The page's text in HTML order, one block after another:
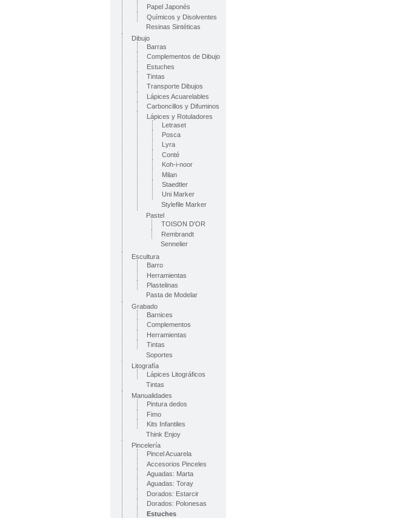
Papel Japonés
Químicos y Disolventes
Resinas Sintéticas
Dibujo
Barras
Complementos de Dibujo
Estuches
Tintas
Transporte Dibujos
Lápices Acuarelables
Carboncillos y Difuminos
Lápices y Rotuladores
Letraset
Posca
Lyra
Conté
Koh-i-noor
Milan
Staedtler
Uni Marker
Stylefile Marker
Pastel
TOISON D'OR
Rembrandt
Sennelier
Escultura
Barro
Herramientas
Plastelinas
Pasta de Modelar
Grabado
Barnices
Complementos
Herramientas
Tintas
Soportes
Litografía
Lápices Litográficos
Tintas
Manualidades
Pintura dedos
Fimo
Kits Infantiles
Think Enjoy
Pincelería
Pincel Acuarela
Accesorios Pinceles
Aguadas: Marta
Aguadas: Toray
Dorados: Estarcir
Dorados: Polonesas
Estuches